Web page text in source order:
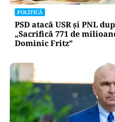
POLITICĂ
PSD atacă USR și PNL
„Sacrifică 771 de
Dominic Fritz”